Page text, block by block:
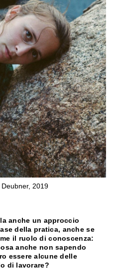
2019
anche un approccio
della pratica, anche se
il ruolo di conoscenza:
anche non sapendo
essere alcune delle
di lavorare?